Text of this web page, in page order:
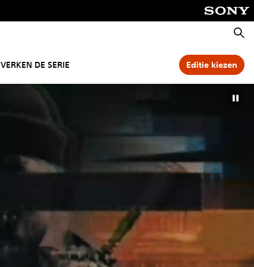
VERKEN DE SERIE Editie kiezen